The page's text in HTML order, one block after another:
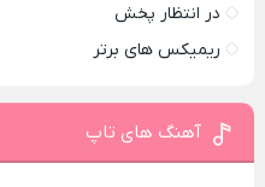
در انتظار پخش
ریمیکس های برتر
آهنگ های تاپ